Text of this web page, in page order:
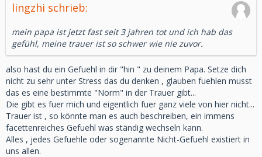
lingzhi schrieb:
mein papa ist jetzt fast seit 3 jahren tot und ich hab das
gefühl, meine trauer ist so schwer wie nie zuvor.
also hast du ein Gefuehl in dir "hin " zu deinem Papa. Setze dich
nicht zu sehr unter Stress das du denken , glauben fuehlen musst
das es eine bestimmte "Norm" in der Trauer gibt...
Die gibt es fuer mich und eigentlich fuer ganz viele von hier nicht...
Trauer ist , so könnte man es auch beschreiben, ein immens
facettenreiches Gefuehl was ständig wechseln kann.
Alles , jedes Gefuehle oder sogenannte Nicht-Gefuehl existiert in
uns allen.